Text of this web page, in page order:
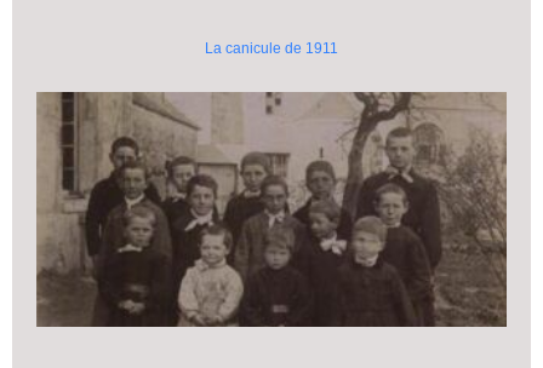
La canicule de 1911